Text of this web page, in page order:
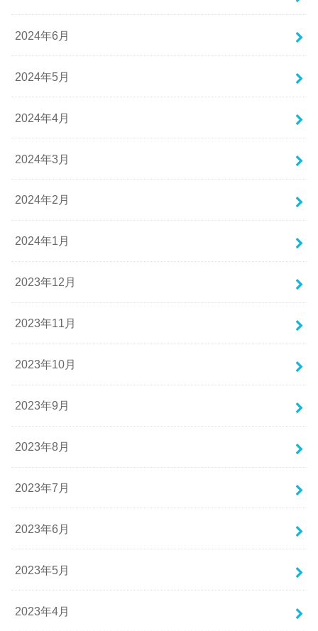
2024年6月
2024年5月
2024年4月
2024年3月
2024年2月
2024年1月
2023年12月
2023年11月
2023年10月
2023年9月
2023年8月
2023年7月
2023年6月
2023年5月
2023年4月